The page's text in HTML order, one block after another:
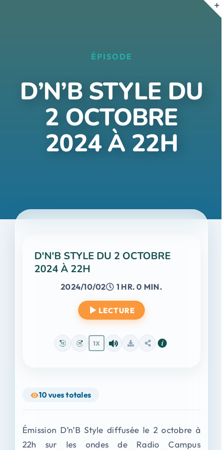
ÉPISODE
D’N’B STYLE DU
2 OCTOBRE
2024 À 22H
D'N'B STYLE DU 2 OCTOBRE
2024 À 22H
2024/10/02 1 HR. 0 MIN.
LECTURE
1X
10vues totales
Émission D’n’B Style diffusée le 2 octobre à
22h sur les ondes de Radio Campus